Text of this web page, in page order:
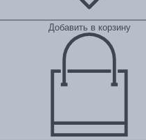
Добавить в корзину